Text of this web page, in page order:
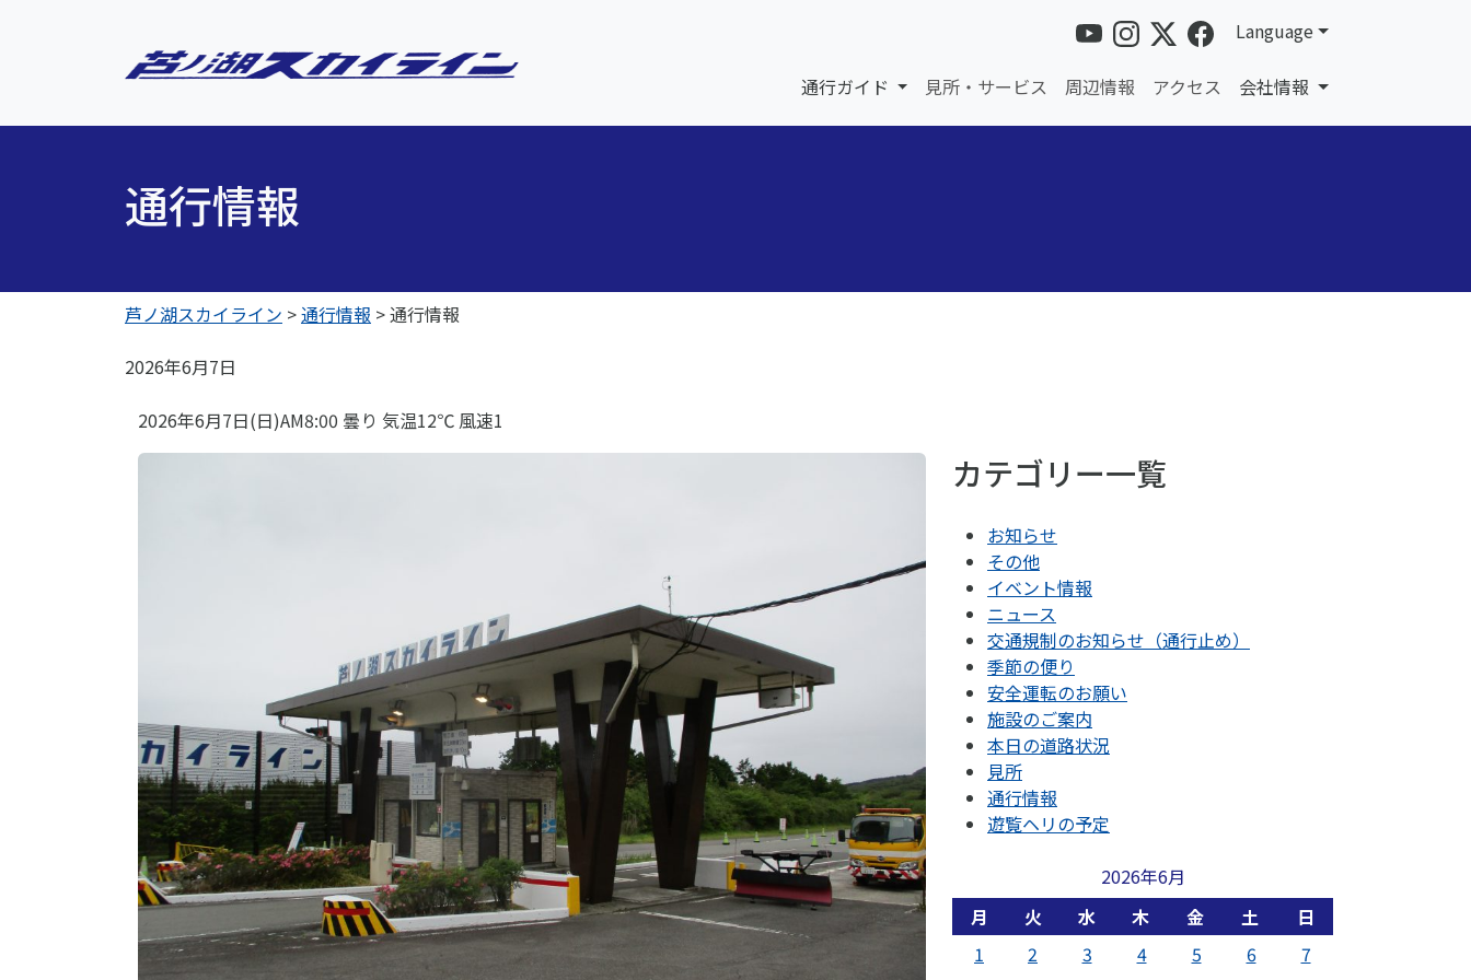
Language
通行ガイド 見所・サービス 周辺情報 アクセス 会社情報
通行情報
芦ノ湖スカイライン >通行情報 >通行情報
2026年6月7日
2026年6月7日(日)AM8:00 曇り 気温12℃ 風速1
カテゴリー一覧
お知らせ
その他
イベント情報
ニュース
交通規制のお知らせ（通行止め）
季節の便り
安全運転のお願い
施設のご案内
本日の道路状況
見所
通行情報
遊覧ヘリの予定
2026年6月
月
火 水 木 金 土
日
1
2 3 4 5 6
7